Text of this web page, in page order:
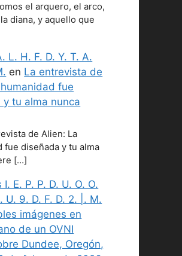
el arquero, el arco,
diana, y aquello que
L. H. F. D. Y. T. A.
en La entrevista de
fue
y tu alma nunca
de Alien: La
fue diseñada y tu alma
[…]
E. P. P. D. U. O. O.
U. 9. D. F. D. 2. |. M.
imágenes en
de un OVNI
Dundee, Oregón,